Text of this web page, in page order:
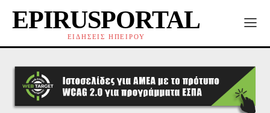
EPIRUSPORTAL
ΕΙΔΗΣΕΙΣ ΗΠΕΙΡΟΥ